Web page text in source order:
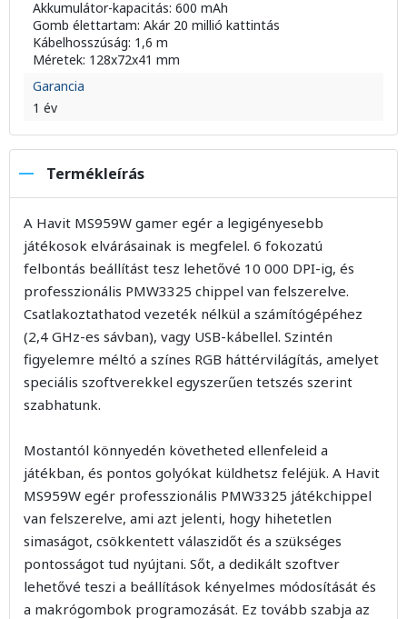
Akkumulátor-kapacitás: 600 mAh
Gomb élettartam: Akár 20 millió kattintás
Kábelhosszúság: 1,6 m
Méretek: 128x72x41 mm
Garancia
1 év
Termékleírás
A Havit MS959W gamer egér a legigényesebb
játékosok elvárásainak is megfelel. 6 fokozatú
felbontás beállítást tesz lehetővé 10 000 DPI-ig, és
professzionális PMW3325 chippel van felszerelve.
Csatlakoztathatod vezeték nélkül a számítógépéhez
(2,4 GHz-es sávban), vagy USB-kábellel. Szintén
figyelemre méltó a színes RGB háttérvilágítás, amelyet
speciális szoftverekkel egyszerűen tetszés szerint
szabhatunk.
Mostantól könnyedén követheted ellenfeleid a
játékban, és pontos golyókat küldhetsz feléjük. A Havit
MS959W egér professzionális PMW3325 játékchippel
van felszerelve, ami azt jelenti, hogy hihetetlen
simaságot, csökkentett válaszidőt és a szükséges
pontosságot tud nyújtani. Sőt, a dedikált szoftver
lehetővé teszi a beállítások kényelmes módosítását és
a makrógombok programozását. Ez tovább szabja az